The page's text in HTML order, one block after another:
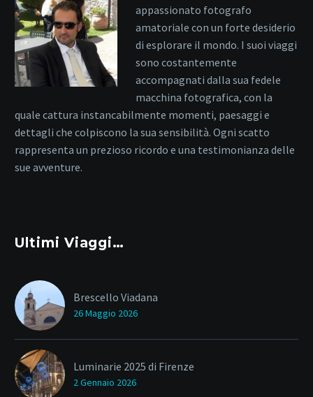
appassionato fotografo
amatoriale con un forte desiderio
di esplorare il mondo. I suoi viaggi
sono costantemente
accompagnati dalla sua fedele
macchina fotografica, con la
quale cattura instancabilmente momenti, paesaggi e
dettagli che colpiscono la sua sensibilità. Ogni scatto
rappresenta un prezioso ricordo e una testimonianza delle
sue avventure.
Ultimi Viaggi…
Brescello Viadana
26 Maggio 2026
Luminarie 2025 di Firenze
2 Gennaio 2026